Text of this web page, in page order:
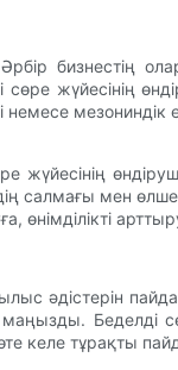
бизнестің
жүйесінің
салмағы мен
маңызды.
тұрақты